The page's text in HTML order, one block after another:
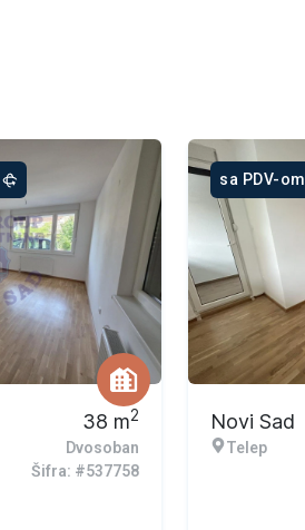
38 m2
Dvosoban
Šifra: #537758
sa PDV-om
Novi Sad
Telep